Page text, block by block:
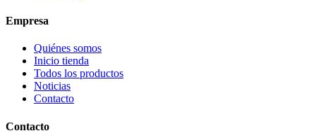
Empresa
Quiénes somos
Inicio tienda
Todos los productos
Noticias
Contacto
Contacto